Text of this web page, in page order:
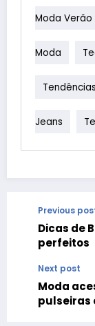
Moda Verão
Moda
Jeans
Previous
Dicas de
perfeitos
Next post
Moda
pulseiras